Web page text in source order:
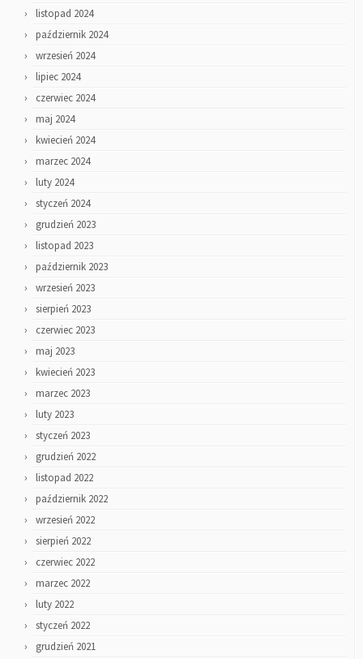
listopad 2024
październik 2024
wrzesień 2024
lipiec 2024
czerwiec 2024
maj 2024
kwiecień 2024
marzec 2024
luty 2024
styczeń 2024
grudzień 2023
listopad 2023
październik 2023
wrzesień 2023
sierpień 2023
czerwiec 2023
maj 2023
kwiecień 2023
marzec 2023
luty 2023
styczeń 2023
grudzień 2022
listopad 2022
październik 2022
wrzesień 2022
sierpień 2022
czerwiec 2022
marzec 2022
luty 2022
styczeń 2022
grudzień 2021